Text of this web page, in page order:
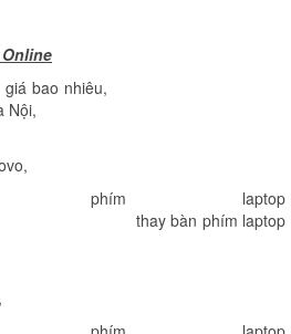
bao nhiêu,
Nội,
,
phím laptop
thay bàn phím laptop
,